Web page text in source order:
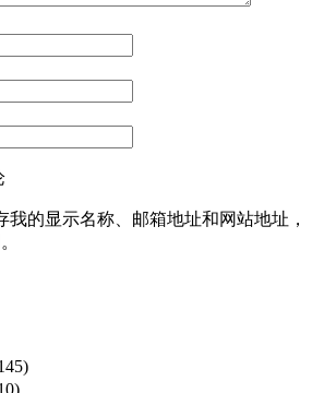
我的显示名称、邮箱地址和网站地址，